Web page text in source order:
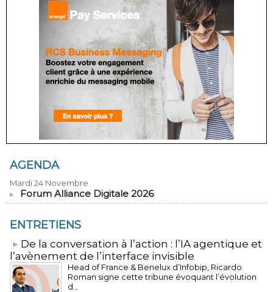
AGENDA
Mardi 24 Novembre
Forum Alliance Digitale 2026
ENTRETIENS
​De la conversation à l’action : l’IA agentique et
l’avènement de l’interface invisible
Head of France & Benelux d’Infobip, Ricardo
Roman signe cette tribune évoquant l’évolution
d...